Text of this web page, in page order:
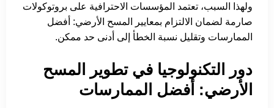
ولهذا السبب، تعتمد المؤسسات الاحترافية على بروتوكولات
صارمة لضمان الالتزام بمعايير المسح الأرضي: أفضل
الممارسات وتقليل نسبة الخطأ إلى أدنى حد ممكن.
دور التكنولوجيا في تطوير المسح
الأرضي: أفضل الممارسات